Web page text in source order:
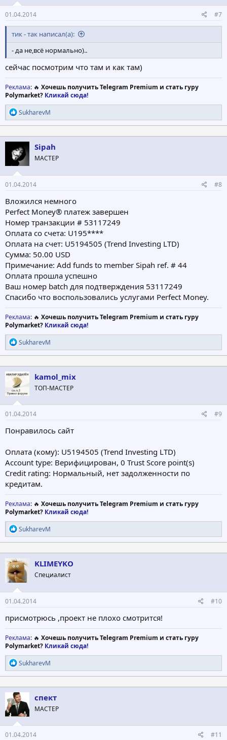
01.04.2014
#7
тик - так написал(а):
- да не,всё нормально)..
сейчас посмотрим что там и как там)
Реклама: 🔥 Хочешь получить Telegram Premium и стать гуру
Polymarket? Кликай сюда!
Р
е
а
к
ц
и
и
:
SukharevM
Sipah
МАСТЕР
01.04.2014 #8
Вложился немного
Perfect Money® платеж завершен
Номер транзакции # 53117249
Оплата со счета: U195****
Оплата на счет: U5194505 (Trend Investing LTD)
Сумма: 50.00 USD
Примечание: Add funds to member Sipah ref. # 44
Оплата прошла успешно
Ваш номер batch для подтверждения 53117249
Спасибо что воспользовались услугами Perfect Money.
Реклама: 🔥 Хочешь получить Telegram Premium и стать гуру
Polymarket? Кликай сюда!
Р
е
а
к
ц
и
и
:
SukharevM
kamol_mix
ТОП-МАСТЕР
01.04.2014 #9
Понравилось сайт
Оплата (кому): U5194505 (Trend Investing LTD)
Account type: Верифицирован, 0 Trust Score point(s)
Credit rating: Нормальный, нет задолженности по
кредитам.
Реклама: 🔥 Хочешь получить Telegram Premium и стать гуру
Polymarket? Кликай сюда!
Р
е
а
к
ц
и
и
:
SukharevM
KLIMEYKO
Специалист
01.04.2014 #10
присмотрюсь ,проект не плохо смотрится!
Реклама: 🔥 Хочешь получить Telegram Premium и стать гуру
Polymarket? Кликай сюда!
Р
е
а
к
ц
и
и
:
SukharevM
спект
МАСТЕР
01.04.2014 #11